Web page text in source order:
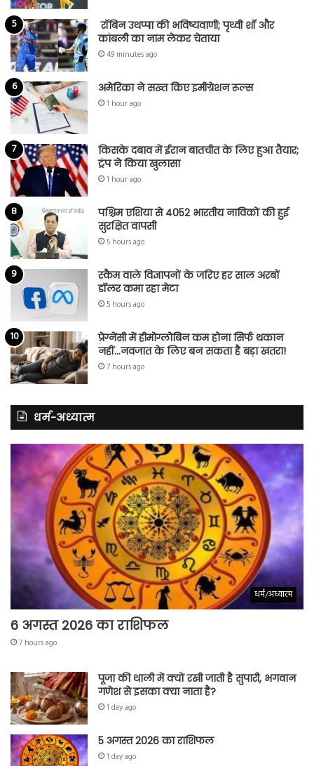
रॉबिन उथप्पा की भविष्यवाणी; पृथ्वी शॉ और
कांबली का नाम लेकर चेताया
49 minutes ago
अमेरिका ने सख्त किए इमीग्रेशन रूल्स
1 hour ago
किसके दबाव में ईरान बातचीत के लिए हुआ तैयार;
ट्रंप ने किया खुलासा
1 hour ago
पश्चिम एशिया से 4052 भारतीय नाविकों की हुई
सुरक्षित वापसी
5 hours ago
स्कैम वाले विज्ञापनों के जरिए हर साल अरबों
डॉलर कमा रहा मेटा
5 hours ago
प्रेग्नेंसी में हीमोग्लोबिन कम होना सिर्फ थकान
नहीं…नवजात के लिए बन सकता है बड़ा खतरा!
7 hours ago
धर्म-अध्यात्म
धर्म/अध्यात्म
6 अगस्त 2026 का राशिफल
7 hours ago
पूजा की थाली में क्यों रखी जाती है सुपारी, भगवान
गणेश से इसका क्या नाता है?
1 day ago
5 अगस्त 2026 का राशिफल
1 day ago